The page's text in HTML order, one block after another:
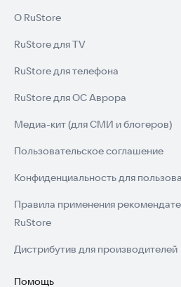
О RuStore
RuStore для TV
RuStore для телефона
RuStore для ОС Аврора
Медиа-кит (для СМИ и блогеров)
Пользовательское соглашение
Конфиденциальность для
Правила применения
RuStore
Дистрибутив для производителей
Помощь